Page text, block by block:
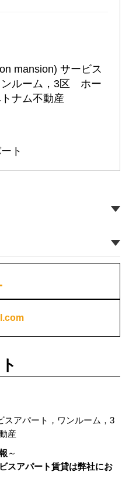
mansion) サービス
ンルーム，3区 ホー
ナム不動産
ト
スアパート，ワンルーム，3
産
～
スアパート賃貸は弊社にお